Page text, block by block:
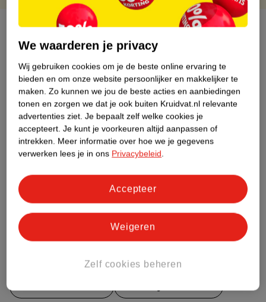
Over dit product
Productinformatie
Etiketinformatie
Nature Impact Score
Dit product heeft (nog) geen Nature
Impact Score.
Bestel & Bezorginformatie
We waarderen je privacy
Wij gebruiken cookies om je de beste online ervaring te
bieden en om onze website persoonlijker en makkelijker te
maken. Zo kunnen we jou de beste acties en aanbiedingen
tonen en zorgen we dat je ook buiten Kruidvat.nl relevante
advertenties ziet. Je bepaalt zelf welke cookies je
accepteert. Je kunt je voorkeuren altijd aanpassen of
intrekken. Meer informatie over hoe we je gegevens
verwerken lees je in ons Privacybeleid.
Zelf cookies beheren
Weigeren
Accepteer